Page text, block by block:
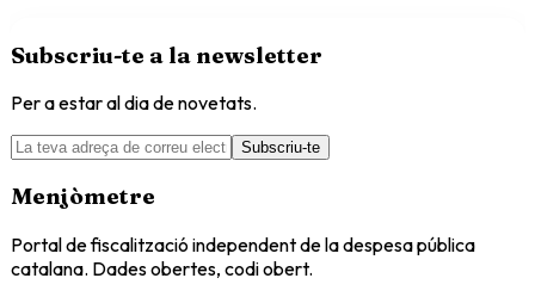
Subscriu-te a la newsletter
Per a estar al dia de novetats.
Subscriu-te
Menjòmetre
Portal de fiscalització independent de la despesa pública
catalana. Dades obertes, codi obert.